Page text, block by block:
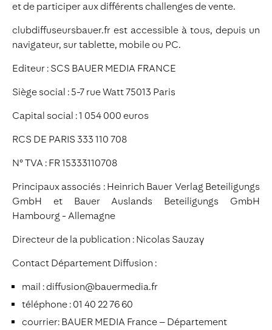
et de participer aux différents challenges de vente.
clubdiffuseursbauer.fr est accessible à tous, depuis un
navigateur, sur tablette, mobile ou PC.
Editeur : SCS BAUER MEDIA FRANCE
Siège social : 5-7 rue Watt 75013 Paris
Capital social : 1 054 000 euros
RCS DE PARIS 333 110 708
N° TVA : FR 15333110708
Principaux associés : Heinrich Bauer Verlag Beteiligungs
GmbH et Bauer Auslands Beteiligungs GmbH
Hambourg - Allemagne
Directeur de la publication : Nicolas Sauzay
Contact Département Diffusion :
mail : diffusion@bauermedia.fr
téléphone : 01 40 22 76 60
courrier: BAUER MEDIA France – Département